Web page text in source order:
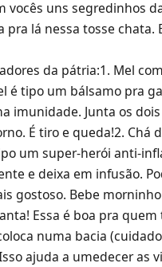
uns segredinhos
lá nessa tosse chata.
da pátria:1. Mel
é tipo um bálsamo pra
imunidade. Junta os
É tiro e queda!2. Chá
um super-herói anti-
e deixa em infusão.
gostoso. Bebe
Essa é boa pra
numa bacia
ajuda a umedecer as